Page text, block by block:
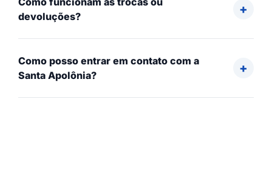
devoluções?
Como posso entrar em contato com a
Santa Apolônia?